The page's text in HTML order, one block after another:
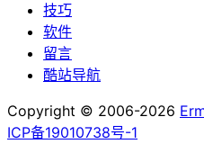
技巧
软件
留言
酷站导航
Copyright © 2006-2026
ICP备19010738号-1